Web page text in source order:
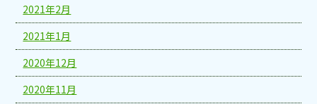
2021年2月
2021年1月
2020年12月
2020年11月